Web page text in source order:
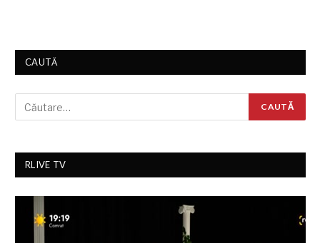
CAUTĂ
RLIVE TV